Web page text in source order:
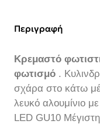
Περιγραφή
Κρεμαστό
φωτισμό .
σχάρα στο κάτω
λευκό αλουμίνιο
LED GU10